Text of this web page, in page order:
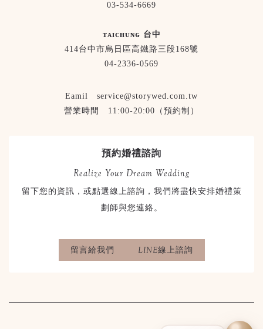
03-534-6669
ᴛᴀɪᴄʜᴜɴɢ 台中
414台中市烏日區高鐵路三段168號
04-2336-0569
Eamil service@storywed.com.tw
營業時間 11:00-20:00（預約制）
預約婚禮諮詢
Realize Your Dream Wedding
留下您的資訊，或點選線上諮詢，我們將盡快安排婚禮策
劃師與您連絡。
留言給我們 LINE線上諮詢